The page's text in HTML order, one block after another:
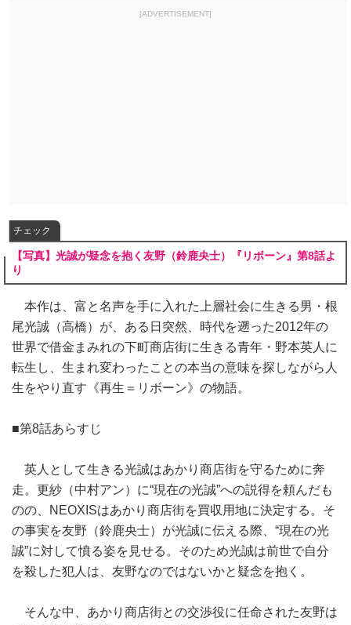
[ADVERTISEMENT]
チェック
【写真】光誠が疑念を抱く友野（鈴鹿央士）『リボーン』第8話よ
り
本作は、富と名声を手に入れた上層社会に生きる男・根
尾光誠（高橋）が、ある日突然、時代を遡った2012年の
世界で借金まみれの下町商店街に生きる青年・野本英人に
転生し、生まれ変わったことの本当の意味を探しながら人
生をやり直す《再生＝リボーン》の物語。
■第8話あらすじ
英人として生きる光誠はあかり商店街を守るために奔
走。更紗（中村アン）に“現在の光誠”への説得を頼んだも
のの、NEOXISはあかり商店街を買収用地に決定する。そ
の事実を友野（鈴鹿央士）が光誠に伝える際、“現在の光
誠”に対して憤る姿を見せる。そのため光誠は前世で自分
を殺した犯人は、友野なのではないかと疑念を抱く。
そんな中、あかり商店街との交渉役に任命された友野は